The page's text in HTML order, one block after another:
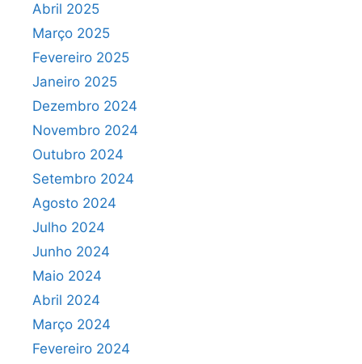
Abril 2025
Março 2025
Fevereiro 2025
Janeiro 2025
Dezembro 2024
Novembro 2024
Outubro 2024
Setembro 2024
Agosto 2024
Julho 2024
Junho 2024
Maio 2024
Abril 2024
Março 2024
Fevereiro 2024